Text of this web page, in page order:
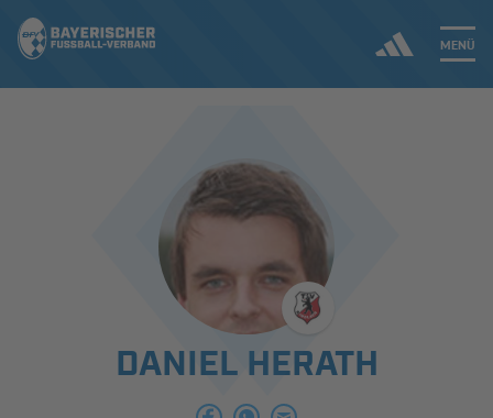
MENÜ
ERGEBNISSE & WETTBEWERBE
SPIELBETRIEB & VERBANDSLEBEN
AUSBILDUNG & FÖRDERUNG
DANIEL HERATH